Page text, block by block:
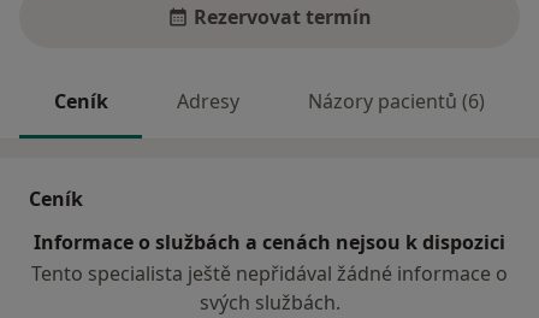
Rezervovat termín
Ceník Adresy Názory pacientů (6)
Ceník
Informace o službách a cenách nejsou k dispozici
Tento specialista ještě nepřidával žádné informace o
svých službách.